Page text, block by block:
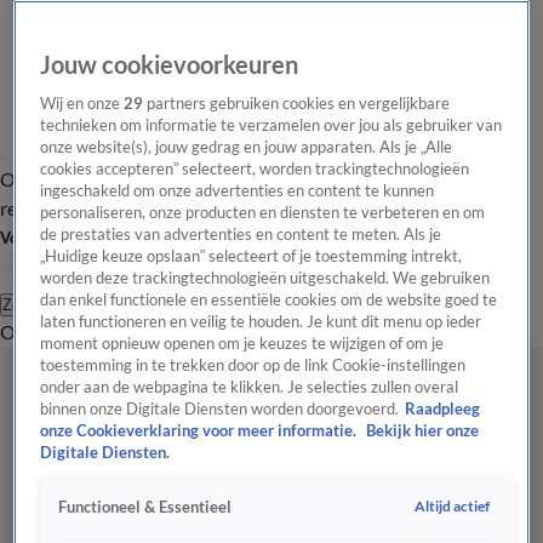
Overzicht Laatste nieuws Regionieuws Het beste van Hart
Tip de
redactie
Volg Hart van Nederland
Zoeken
OverzichtRegioUitzendingenWeerTip de redactiePanelVideo's
Jouw cookievoorkeuren
Wij en onze29 partners gebruiken cookies en vergelijkbare
technieken om informatie te verzamelen over jou als gebruiker van
onze website(s), jouw gedrag en jouw apparaten. Als je „Alle
cookies accepteren” selecteert, worden trackingtechnologieën
ingeschakeld om onze advertenties en content te kunnen
personaliseren, onze producten en diensten te verbeteren en om
de prestaties van advertenties en content te meten. Als je
„Huidige keuze opslaan” selecteert of je toestemming intrekt,
worden deze trackingtechnologieën uitgeschakeld. We gebruiken
dan enkel functionele en essentiële cookies om de website goed te
laten functioneren en veilig te houden. Je kunt dit menu op ieder
moment opnieuw openen om je keuzes te wijzigen of om je
toestemming in te trekken door op de link Cookie-instellingen
onder aan de webpagina te klikken. Je selecties zullen overal
binnen onze Digitale Diensten worden doorgevoerd. Raadpleeg
onze Cookieverklaring voor meer informatie.
Bekijk hier onze
Digitale Diensten.
Functioneel & Essentieel Altijd actief